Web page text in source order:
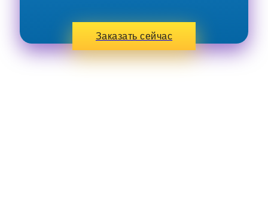
Заказать сейчас